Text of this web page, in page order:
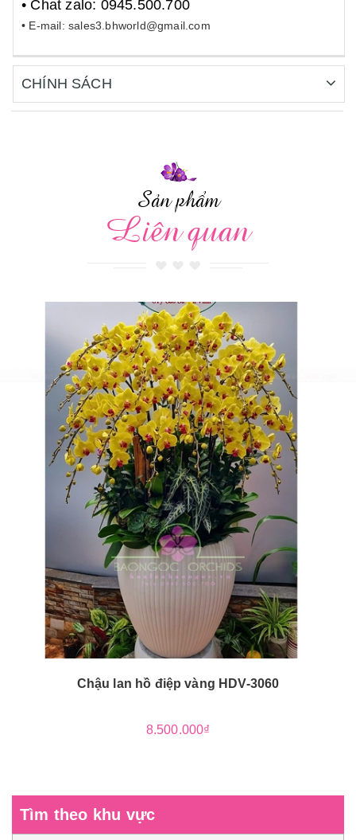
• Chat zalo: 0945.500.700
• E-mail: sales3.bhworld@gmail.com
CHÍNH SÁCH
Sản phẩm
Liên quan
Chậu lan hồ điệp vàng HDV-3060
8.500.000₫
Tìm theo khu vực